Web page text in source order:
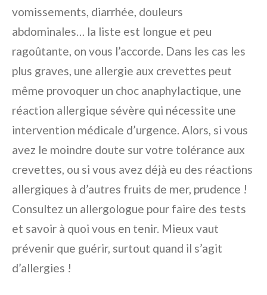
vomissements, diarrhée, douleurs
abdominales… la liste est longue et peu
ragoûtante, on vous l’accorde. Dans les cas les
plus graves, une allergie aux crevettes peut
même provoquer un choc anaphylactique, une
réaction allergique sévère qui nécessite une
intervention médicale d’urgence. Alors, si vous
avez le moindre doute sur votre tolérance aux
crevettes, ou si vous avez déjà eu des réactions
allergiques à d’autres fruits de mer, prudence !
Consultez un allergologue pour faire des tests
et savoir à quoi vous en tenir. Mieux vaut
prévenir que guérir, surtout quand il s’agit
d’allergies !